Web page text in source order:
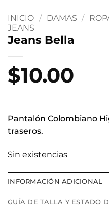
INICIO / DAMAS /
JEANS
Jeans Bella
$10.00
Pantalón Colombiano
traseros.
Sin existencias
INFORMACIÓN ADICIONAL
GUÍA DE TALLA Y ESTADO